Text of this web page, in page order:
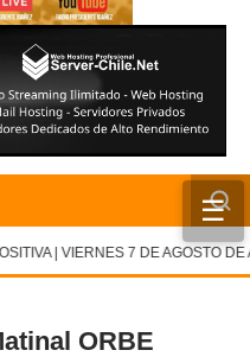
☰
| VIERNES 7 DE AGOSTO DE
ORBE